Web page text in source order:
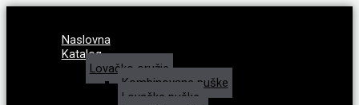
Naslovna
Katalog
Lovačko oružje
Kombinovane puške
Lovačke puške